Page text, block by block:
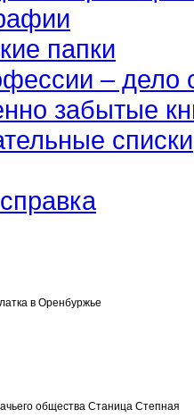
папки
– дело
забытые
списки
в Оренбуржье
общества Станица Степная